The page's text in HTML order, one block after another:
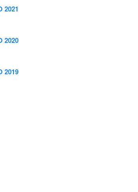
2021
2020
2019